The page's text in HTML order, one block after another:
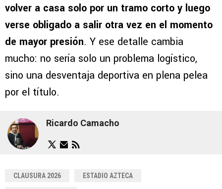
volver a casa solo por un tramo corto y luego
verse obligado a salir otra vez en el momento
de mayor presión. Y ese detalle cambia
mucho: no sería solo un problema logístico,
sino una desventaja deportiva en plena pelea
por el título.
Ricardo Camacho
CLAUSURA 2026 ESTADIO AZTECA